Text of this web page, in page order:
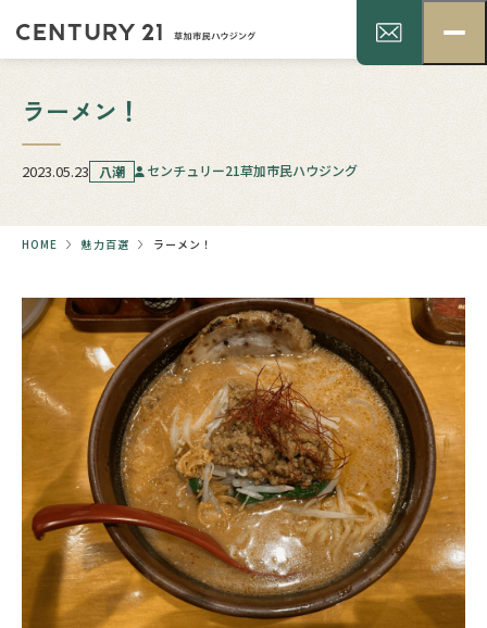
ラーメン！
2023.05.23 八潮 センチュリー21草加市民ハウジング
HOME 魅力百選 ラーメン！